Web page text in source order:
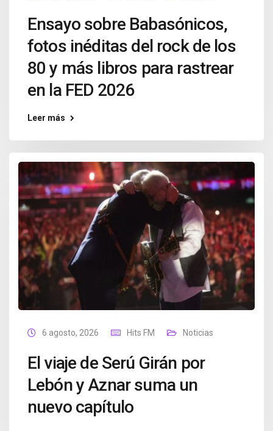
Ensayo sobre Babasónicos,
fotos inéditas del rock de los
80 y más libros para rastrear
en la FED 2026
Leer más
6 agosto, 2026 Hits FM Noticias
El viaje de Serú Girán por
Lebón y Aznar suma un
nuevo capítulo